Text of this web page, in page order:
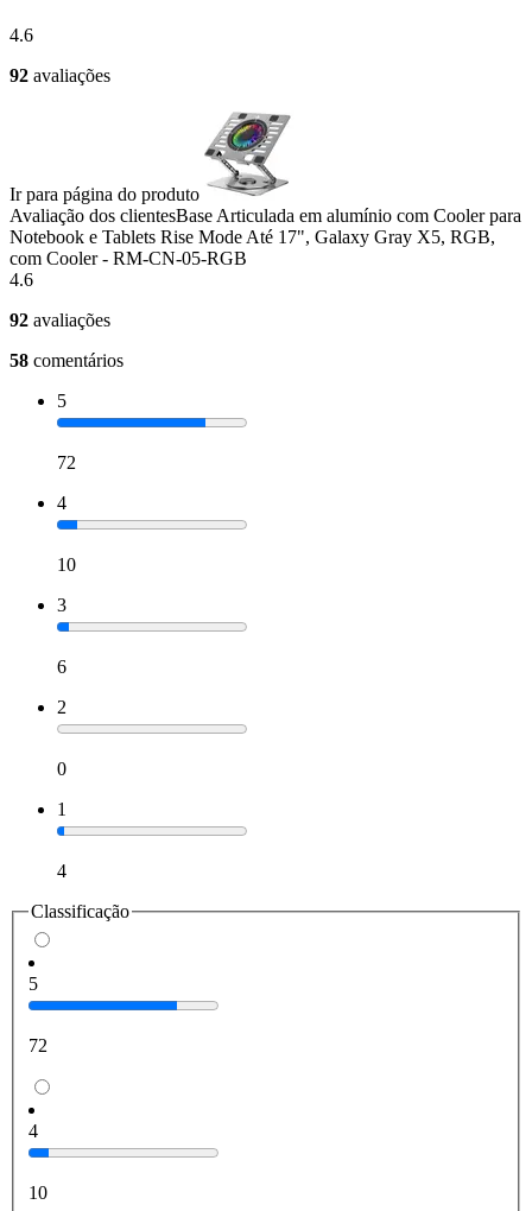
4.6
92 avaliações
Ir para página do produto
Avaliação dos clientesBase Articulada em alumínio com Cooler para
Notebook e Tablets Rise Mode Até 17", Galaxy Gray X5, RGB,
com Cooler - RM-CN-05-RGB
4.6
92 avaliações
58 comentários
5
72
4
10
3
6
2
0
1
4
Classificação
5
72
4
10